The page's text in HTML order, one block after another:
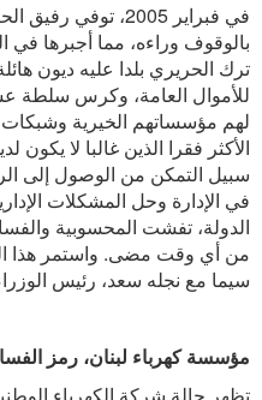
في فبراير 2005،
بالوقوف وراءه، مما أجبرها في
ترك الحريري بلدا عليه ديون
للأموال العامة، وكرس سلطة
لهم مؤسساتهم الخيرية وشبكات
الأكثر فقرا الذين غالبا لا يكون
سبيل التمكن من الوصول إلى
في الإدارة وحل المشكلات
الدولة، تفشت المحسوبية
من أي وقت مضى. واستمر هذا
سيما مع نجله سعد، رئيس الوزراء
مؤسسة كهرباء لبنان، رمز